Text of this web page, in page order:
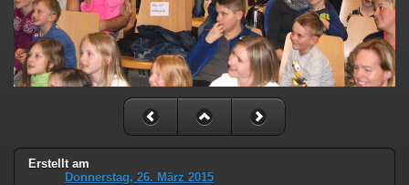
Erstellt am
Donnerstag, 26. März 2015